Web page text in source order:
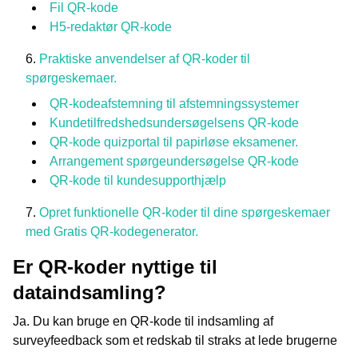
Fil QR-kode
H5-redaktør QR-kode
Praktiske anvendelser af QR-koder til
spørgeskemaer.
QR-kodeafstemning til afstemningssystemer
Kundetilfredshedsundersøgelsens QR-kode
QR-kode quizportal til papirløse eksamener.
Arrangement spørgeundersøgelse QR-kode
QR-kode til kundesupporthjælp
Opret funktionelle QR-koder til dine spørgeskemaer
med Gratis QR-kodegenerator.
Er QR-koder nyttige til
dataindsamling?
Ja. Du kan bruge en QR-kode til indsamling af
surveyfeedback som et redskab til straks at lede brugerne